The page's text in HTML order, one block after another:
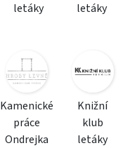
letáky
letáky
Kamenické
práce
Ondrejka
Knižní
klub
letáky